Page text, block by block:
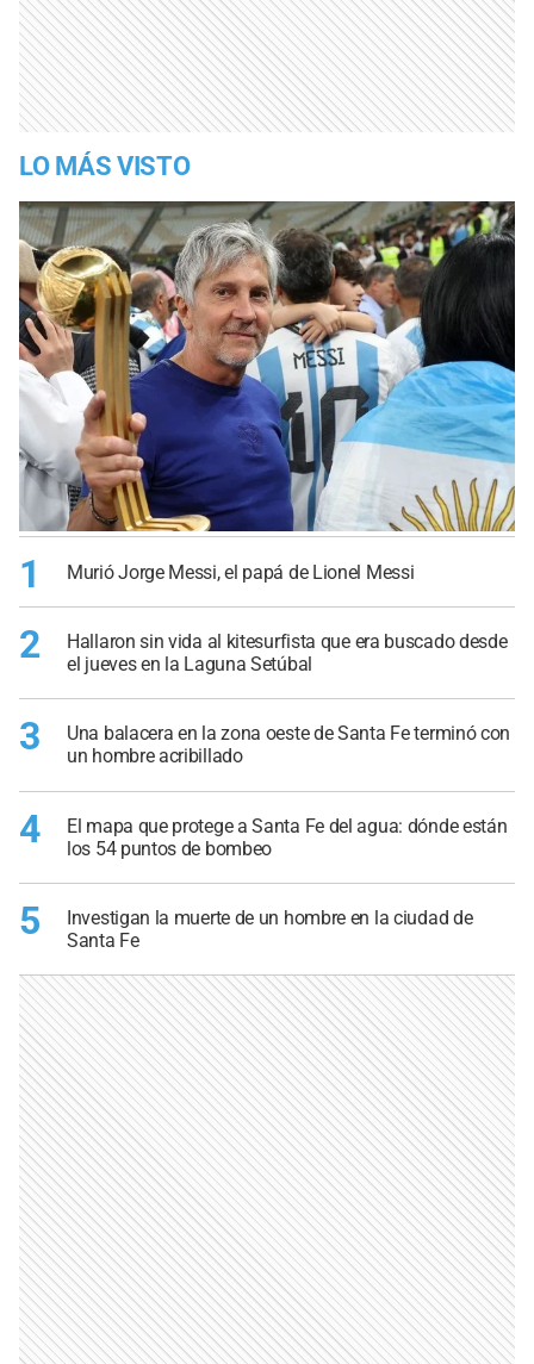
LO MÁS VISTO
1 Murió Jorge Messi, el papá de Lionel Messi
2
Hallaron sin vida al kitesurfista que era buscado desde
el jueves en la Laguna Setúbal
3
Una balacera en la zona oeste de Santa Fe terminó con
un hombre acribillado
4
El mapa que protege a Santa Fe del agua: dónde están
los 54 puntos de bombeo
5
Investigan la muerte de un hombre en la ciudad de
Santa Fe